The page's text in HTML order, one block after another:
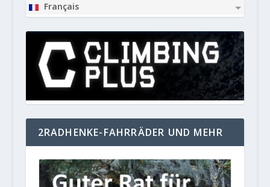
Français
2RADHENKE-FAHRRÄDER UND MEHR